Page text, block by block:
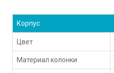
Корпус
Цвет
Материал колонки